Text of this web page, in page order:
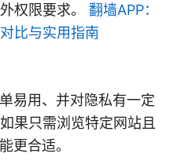
权限要求。 翻墙APP：
比与实用指南
易用、并对隐私有一定
果只需浏览特定网站且
更合适。